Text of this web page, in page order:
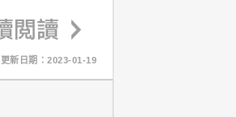
更新日期：2023-01-19